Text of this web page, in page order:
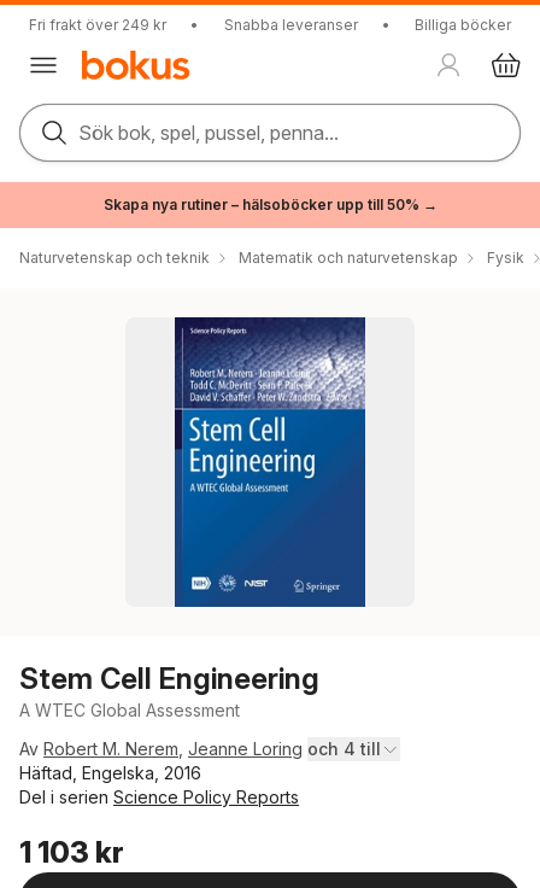
Fri frakt över 249 kr • Snabba leveranser • Billiga böcker
Sök bok, spel, pussel, penna...
Skapa nya rutiner – hälsoböcker upp till 50% →
Naturvetenskap och teknik Matematik och naturvetenskap Fysik
Stem Cell Engineering
A WTEC Global Assessment
Av Robert M. Nerem Jeanne Loring och 4 till
Häftad, Engelska, 2016
Del i serien Science Policy Reports
1 103 kr